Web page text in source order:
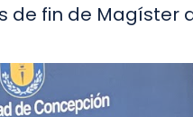
fin de Magíster